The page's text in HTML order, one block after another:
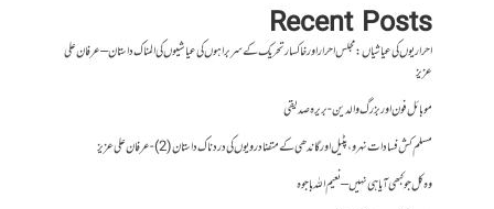
Recent Posts
احراریوں کی عیاشیاں : مجلس احرار اور خاکسار تحریک کے سربراہوں کی عیاشیوں کی المناک داستان – عرفان علی
عزیز
موبائل فون اور بزرگ والدین- بریرہ صدیقی
مسلم کش فسادات نہرو، پٹیل اور گاندھی کے متضاد رویوں کی درد ناک داستان (2)- عرفان علی عزیز
وہ کل جو کبھی آیا ہی نہیں – نعیم اللہ باجوہ